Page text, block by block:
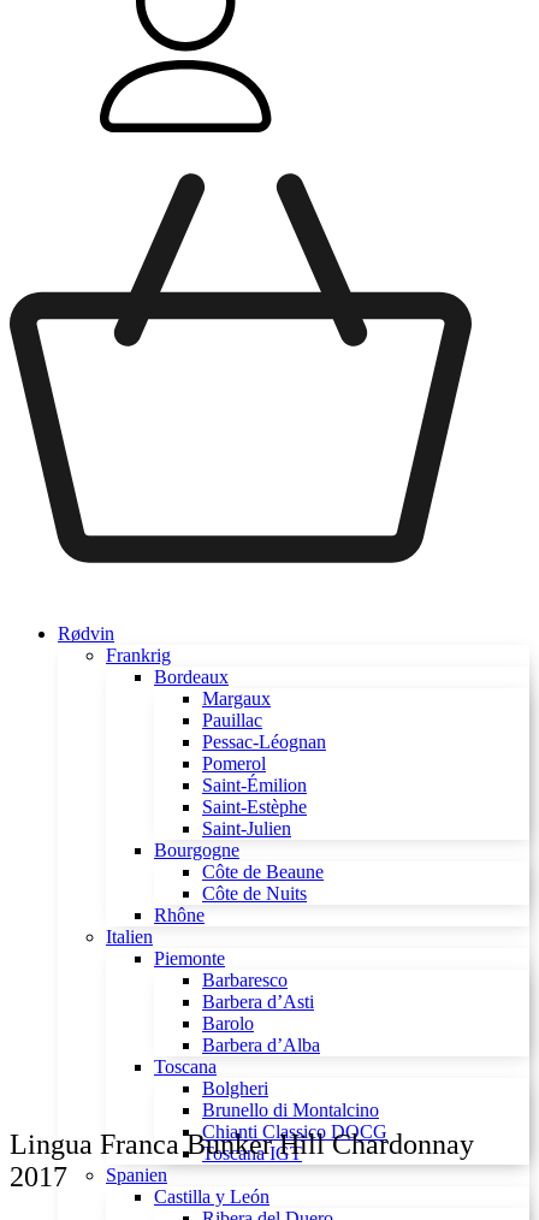
Rødvin
Frankrig
Bordeaux
Margaux
Pauillac
Pessac-Léognan
Pomerol
Saint-Émilion
Saint-Estèphe
Saint-Julien
Bourgogne
Côte de Beaune
Côte de Nuits
Rhône
Italien
Piemonte
Barbaresco
Barbera d’Asti
Barolo
Barbera d’Alba
Toscana
Bolgheri
Brunello di Montalcino
Chianti Classico DOCG
Toscana IGT
Spanien
Castilla y León
Lingua Franca Bunker Hill Chardonnay
2017